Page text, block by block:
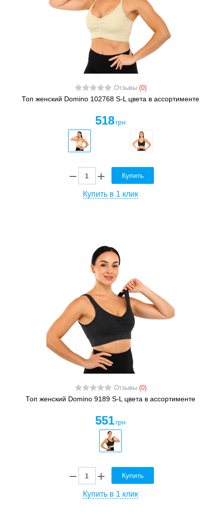
Отзывы (0)
Топ женский Domino 102768 S-L цвета в ассортименте
518 грн
Купить
Купить в 1 клик
Отзывы (0)
Топ женский Domino 9189 S-L цвета в ассортименте
551 грн
Купить
Купить в 1 клик